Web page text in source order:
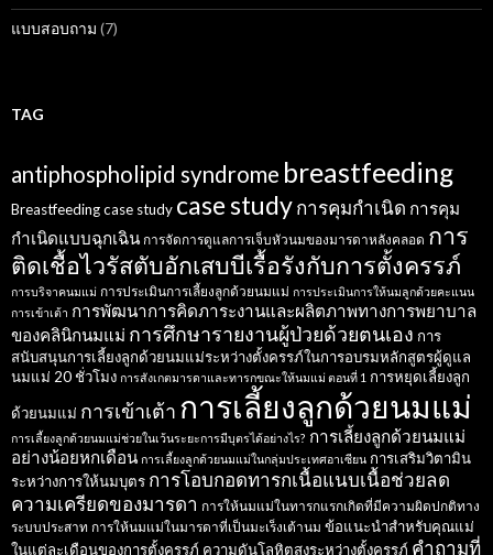
แบบสอบถาม (7)
TAG
antiphospholipid syndrome breastfeeding
Breastfeeding case study case studyการคุมกำเนิด การคุม
กำเนิดแบบฉุกเฉิน การจัดการดูแลการเจ็บหัวนมของมารดาหลังคลอด การ
ติดเชื้อไวรัสตับอักเสบบีเรื้อรังกับการตั้งครรภ์
การบริจาคนมแม่ การประเมินการเลี้ยงลูกด้วยนมแม่ การประเมินการให้นมลูกด้วยคะแนน
การเข้าเต้า การพัฒนาการคิดภาระงานและผลิตภาพทางการพยาบาล
ของคลินิกนมแม่ การศึกษารายงานผู้ป่วยด้วยตนเอง การ
สนับสนุนการเลี้ยงลูกด้วยนมแม่ระหว่างตั้งครรภ์ในการอบรมหลักสูตรผู้ดูแล
นมแม่ 20 ชั่วโมง การสังเกตมารดาและทารกขณะให้นมแม่ ตอนที่ 1 การหยุดเลี้ยงลูก
ด้วยนมแม่ การเข้าเต้า การเลี้ยงลูกด้วยนมแม่
การเลี้ยงลูกด้วยนมแม่ช่วยในเว้นระยะการมีบุตรได้อย่างไร? การเลี้ยงลูกด้วยนมแม่
อย่างน้อยหกเดือน การเลี้ยงลูกด้วยนมแม่ในกลุ่มประเทศอาเซียน การเสริมวิตามิน
ระหว่างการให้นมบุตร การโอบกอดทารกเนื้อแนบเนื้อช่วยลด
ความเครียดของมารดา การให้นมแม่ในทารกแรกเกิดที่มีความผิดปกติทาง
ระบบประสาท การให้นมแม่ในมารดาที่เป็นมะเร็งเต้านม ข้อแนะนำสำหรับคุณแม่
ในแต่ละเดือนของการตั้งครรภ์ ความดันโลหิตสูงระหว่างตั้งครรภ์ คำถามที่